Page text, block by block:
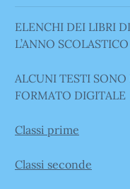
ELENCHI DEI LIBRI
L’ANNO
ALCUNI TESTI
FORMATO DIGITALE
Classi prime
Classi seconde